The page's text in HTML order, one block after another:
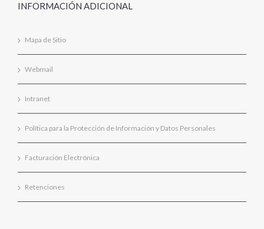
INFORMACIÓN ADICIONAL
Mapa de Sitio
Webmail
Intranet
Política para la Protección de Información y Datos Personales
Facturación Electrónica
Retenciones